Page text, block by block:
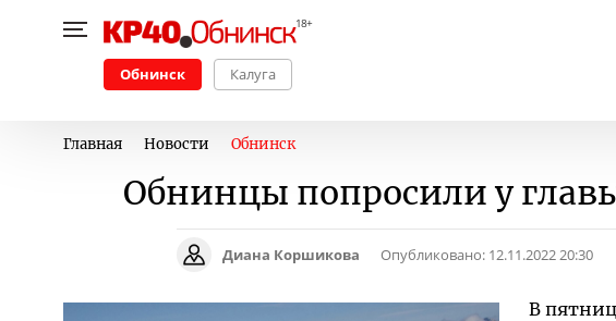
Обнинск Калуга
Главная Новости Обнинск
Обнинцы попросили у
Диана Коршикова Опубликовано: 12.11.2022 20:30
В